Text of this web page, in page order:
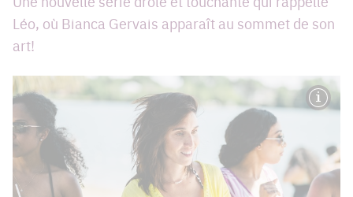
Léo, où Bianca Gervais apparaît au sommet de son
art!